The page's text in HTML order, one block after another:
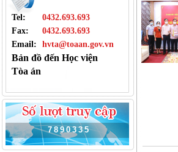
Tel:
0432.693.693
Fax:
0432.693.693
Email:
hvta@toaan.gov.vn
Bản đồ đến Học viện
Tòa án
7 8 9 0 3 3 5